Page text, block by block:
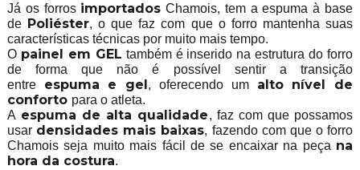
Já os forros importados Chamois, tem a espuma à base
de Poliéster, o que faz com que o forro mantenha suas
características técnicas por muito mais tempo.
O painel em GEL também é inserido na estrutura do forro
de forma que não é possível sentir a transição
entre espuma e gel , oferecendo um alto nível de
conforto para o atleta.
A espuma de alta qualidade, faz com que possamos
usar densidades mais baixas, fazendo com que o forro
Chamois seja muito mais fácil de se encaixar na peça na
hora da costura.